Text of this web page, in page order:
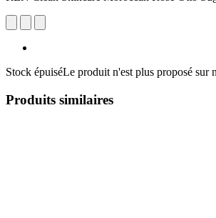
Stock épuiséLe produit n'est plus proposé sur
Produits similaires